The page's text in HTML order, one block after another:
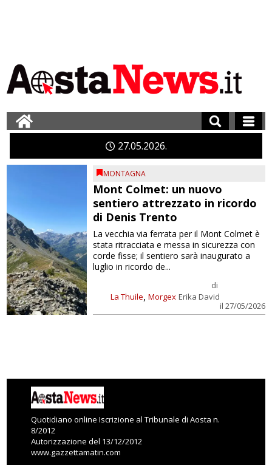
2705 2026
MONTAGNA
Mont Colmet: un nuovo
sentiero attrezzato in ricordo
di Denis Trento
La Thuile, Morgex
di
Erika David
il 27/05/2026
La vecchia via ferrata per il Mont Colmet è
stata ritracciata e messa in sicurezza con
corde fisse; il sentiero sarà inaugurato a
luglio in ricordo de...
Quotidiano online Iscrizione al Tribunale di Aosta n.
8/2012
Autorizzazione del 13/12/2012
www.gazzettamatin.com